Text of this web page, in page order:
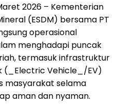
2026 – Kementerian
(ESDM) bersama PT
operasional
menghadapi puncak
termasuk infrastruktur
(_Electric Vehicle_/EV)
masyarakat selama
aman dan nyaman.